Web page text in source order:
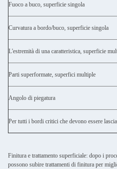
Fuoco a buco, superficie singola
Curvatura a bordo/buco, superficie singola
L'estremità di una caratteristica, superficie
Parti superformate, superfici multiple
Angolo di piegatura
Per tutti i bordi critici che devono essere
Finitura e trattamento superficiale: dopo i
possono subire trattamenti di finitura per